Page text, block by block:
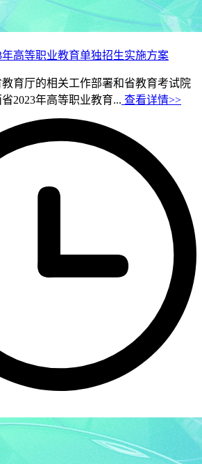
年高等职业教育单独招生实施方案
厅的相关工作部署和省教育考试院
省2023年高等职业教育... 查看详情>>